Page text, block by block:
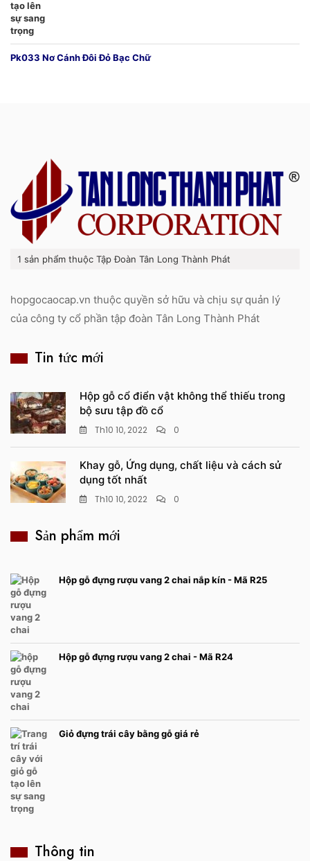
Pk033 Nơ Cánh Đôi Đỏ Bạc Chữ
1 sản phẩm thuộc Tập Đoàn Tân Long Thành Phát
hopgocaocap.vn thuộc quyền sở hữu và chịu sự quản lý
của công ty cổ phần tập đoàn Tân Long Thành Phát
Tin tức mới
Hộp gỗ cổ điển vật không thể thiếu trong
bộ sưu tập đồ cổ
Th10 10, 2022 0
Khay gỗ, Ứng dụng, chất liệu và cách sử
dụng tốt nhất
Th10 10, 2022 0
Sản phẩm mới
Hộp gỗ đựng rượu vang 2 chai nắp kín - Mã R25
Hộp gỗ đựng rượu vang 2 chai - Mã R24
Giỏ đựng trái cây bằng gỗ giá rẻ
Thông tin